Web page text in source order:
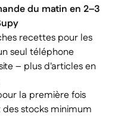
du matin en 2–3
recettes pour les
seul téléphone
– plus d'articles en
la première fois
stocks minimum